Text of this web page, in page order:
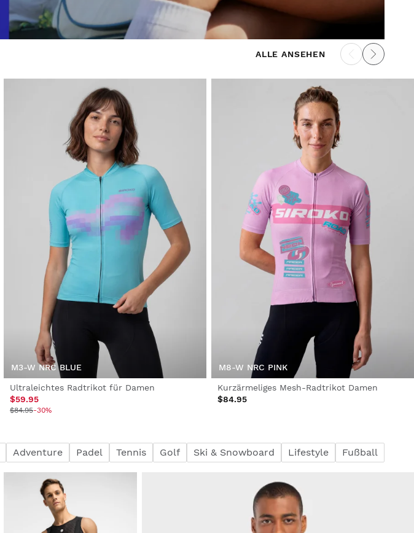
ALLE ANSEHEN
M3-W NRC BLUE
Ultraleichtes Radtrikot für Damen
$59.95
$84.95-30%
M8-W NRC PINK
Kurzärmeliges Mesh-Radtrikot Damen
$84.95
Adventure Padel Tennis Golf Ski & Snowboard Lifestyle Fußball